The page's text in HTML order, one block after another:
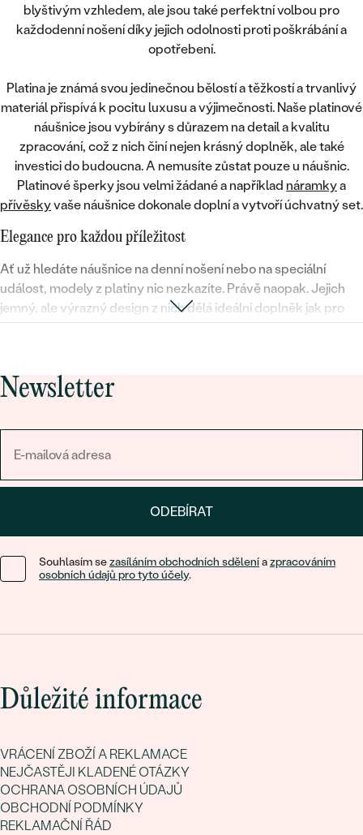
blyštivým vzhledem, ale jsou také perfektní volbou pro
každodenní nošení díky jejich odolnosti proti poškrábání a
opotřebení.
Platina je známá svou jedinečnou bělostí a těžkostí a trvanlivý
materiál přispívá k pocitu luxusu a výjimečnosti. Naše platinové
náušnice jsou vybírány s důrazem na detail a kvalitu
zpracování, což z nich činí nejen krásný doplněk, ale také
investici do budoucna. A nemusíte zůstat pouze u náušnic.
Platinové šperky jsou velmi žádané a například náramkya
přívěskyvaše náušnice dokonale doplní avytvoří úchvatný set.
Elegance pro každou příležitost
Ať už hledáte náušnice na denní nošení nebo na speciální
událost, modely z platiny nic nezkazíte. Právě naopak. Jejich
jemný, ale výrazný design z nich dělá ideální doplněk jak pro
elegantní večerní šaty, tak například pro business outfit.
Platinové náušnice jsou výjimečným darem pro každou ženu.
budete předávat z generace na generaci. Nevíte, zda se platina
hodí jako materiál, který chcete darovat? Inspirujte se v
ujistit, že platina jevyjádřením smyslu pro krásu a kvalitua
platinovými náušnicemi nemůžete udělat špatné rozhodnutí.
Newsletter
ODEBÍRAT
Souhlasím sezasíláním obchodních sděleníazpracováním
osobních údajů pro tyto účely.
Důležité informace
VRÁCENÍ ZBOŽÍ A REKLAMACE
NEJČASTĚJI KLADENÉ OTÁZKY
OCHRANA OSOBNÍCH ÚDAJŮ
OBCHODNÍ PODMÍNKY
REKLAMAČNÍ ŘÁD